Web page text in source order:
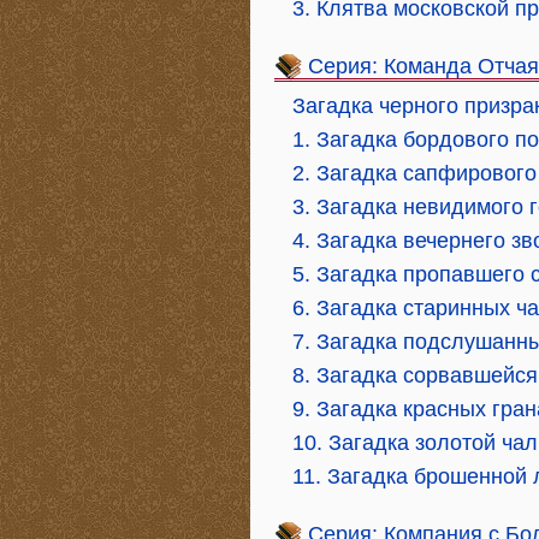
3. Клятва московской
Серия: Команда
Загадка черного
1. Загадка бордового
2. Загадка сапфирового
3. Загадка невидимого
4. Загадка вечернего
5. Загадка пропавшего
6. Загадка старинных
7. Загадка
8. Загадка
9. Загадка красных
10. Загадка золотой
11. Загадка брошенной
Серия: Компания с